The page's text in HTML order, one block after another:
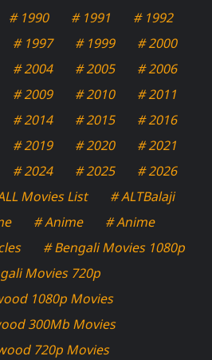
# 1990 # 1991
# 1992
# 1997 # 1999
# 2000
# 2004 # 2005
# 2006
# 2009 # 2010
# 2011
# 2014 # 2015
# 2016
# 2019 # 2020
# 2021
# 2024 # 2025
# 2026
Movies List
# ALTBalaji
# Anime
# Anime
# Bengali Movies 1080p
Movies 720p
1080p Movies
300Mb Movies
720p Movies